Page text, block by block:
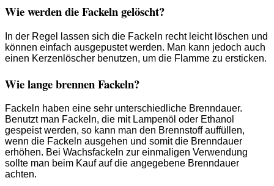
Wie werden die Fackeln gelöscht?
In der Regel lassen sich die Fackeln recht leicht löschen und
können einfach ausgepustet werden. Man kann jedoch auch
einen Kerzenlöscher benutzen, um die Flamme zu ersticken.
Wie lange brennen Fackeln?
Fackeln haben eine sehr unterschiedliche Brenndauer.
Benutzt man Fackeln, die mit Lampenöl oder Ethanol
gespeist werden, so kann man den Brennstoff auffüllen,
wenn die Fackeln ausgehen und somit die Brenndauer
erhöhen. Bei Wachsfackeln zur einmaligen Verwendung
sollte man beim Kauf auf die angegebene Brenndauer
achten.